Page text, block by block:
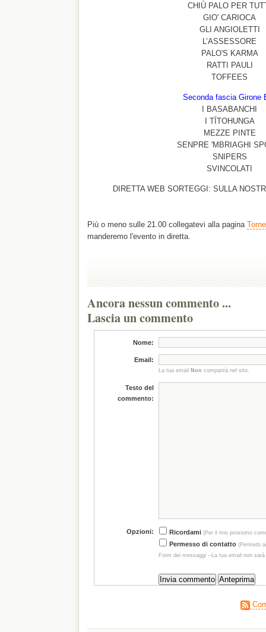
CHIÙ PALO PER
GIO' CARIOCA
GLI ANGIOLETTI
L’ASSESSORE
PALO'S KARMA
RATTI PAULI
TOFFEES
Seconda fascia Girone
I BASABANCHI
I TĪTOHUNGA
MEZZE PINTE
SENPRE 'MBRIAGHI
SNIPERS
SVINCOLATI
DIRETTA WEB SORTEGGI: SULLA
Più o meno sulle 21.00 collegatevi alla pagina
manderemo l'evento in diretta.
Ancora nessun commento ...
Lascia un commento
Nome:
Email:
La tua emailNon comparirà nel sito.
Testo del
commento:
Opzioni: Ricordami (Per il mio prossimo
Permesso di contatto (Permetti
Form dei messaggi --La tua email non